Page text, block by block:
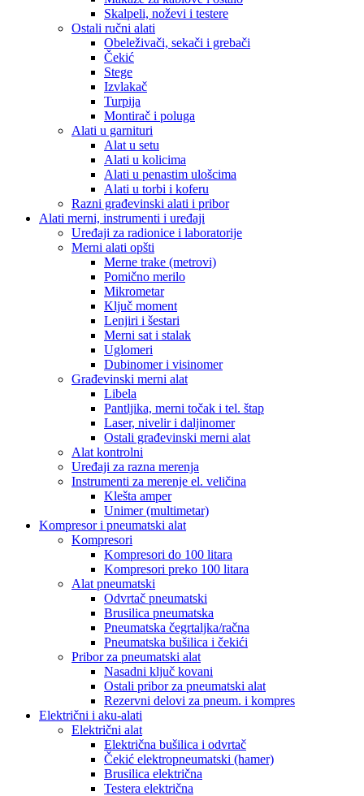
Skalpeli, noževi i testere
Ostali ručni alati
Obeleživači, sekači i grebači
Čekić
Stege
Izvlakač
Turpija
Montirač i poluga
Alati u garnituri
Alat u setu
Alati u kolicima
Alati u penastim ulošcima
Alati u torbi i koferu
Razni građevinski alati i pribor
Alati merni, instrumenti i uređaji
Uređaji za radionice i laboratorije
Merni alati opšti
Merne trake (metrovi)
Pomično merilo
Mikrometar
Ključ moment
Lenjiri i šestari
Merni sat i stalak
Uglomeri
Dubinomer i visinomer
Građevinski merni alat
Libela
Pantljika, merni točak i tel. štap
Laser, nivelir i daljinomer
Ostali građevinski merni alat
Alat kontrolni
Uređaji za razna merenja
Instrumenti za merenje el. veličina
Klešta amper
Unimer (multimetar)
Kompresor i pneumatski alat
Kompresori
Kompresori do 100 litara
Kompresori preko 100 litara
Alat pneumatski
Odvrtač pneumatski
Brusilica pneumatska
Pneumatska čegrtaljka/račna
Pneumatska bušilica i čekići
Pribor za pneumatski alat
Nasadni ključ kovani
Ostali pribor za pneumatski alat
Rezervni delovi za pneum. i kompres
Električni i aku-alati
Električni alat
Električna bušilica i odvrtač
Čekić elektropneumatski (hamer)
Brusilica električna
Testera električna